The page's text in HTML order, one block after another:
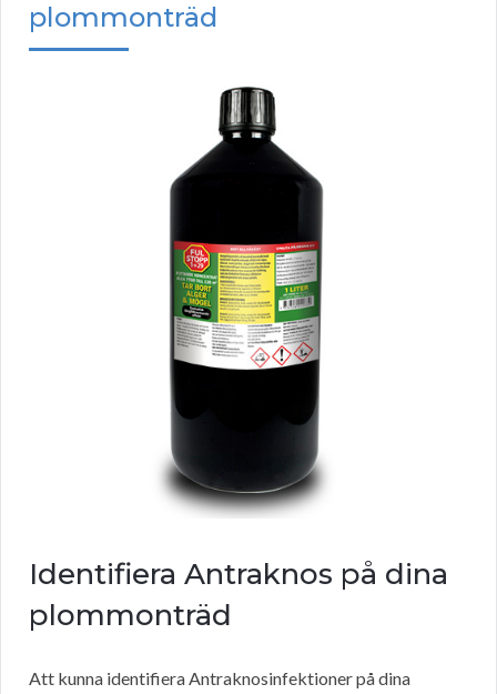
plommonträd
Identifiera Antraknos på dina
plommonträd
Att kunna identifiera Antraknosinfektioner på dina